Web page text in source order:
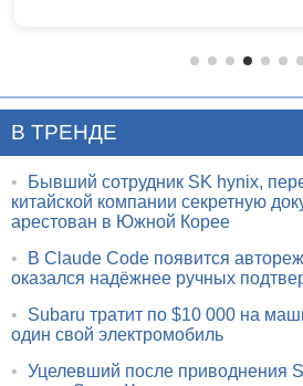
В ТРЕНДЕ
•
Бывший сотрудник SK hynix,
китайской компании секретную
арестован в Южной Корее
•
В Claude Code появится
оказался надёжнее ручных
•
Subaru тратит по $10 000 на
один свой электромобиль
• Уцелевший после приводнения